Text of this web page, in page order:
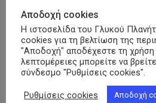
29 Ιουνίου, 2026
Ικαρία – «Γλυκιά
Παρακαταθήκη για τα
επιστημονική
Σακχαρώδη Διαβήτη
Αποδοχή cookies
Η ιστοσελίδα του Γλυκού
cookies για τη βελτίωση της
"Αποδοχή" αποδέχεστε τη
λεπτομέρειες μπορείτε να
σύνδεσμο "Ρυθμίσεις cookies".
Ρυθμίσεις cookies Αποδοχή